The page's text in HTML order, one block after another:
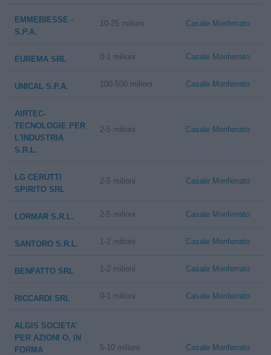
EMMEBIESSE -
S.P.A.
10-25 milioni Casale Monferrato
EUREMA SRL 0-1 milioni Casale Monferrato
UNICAL S.P.A. 100-500 milioni Casale Monferrato
AIRTEC-
TECNOLOGIE PER
L'INDUSTRIA
S.R.L.
2-5 milioni Casale Monferrato
LG CERUTTI
SPIRITO SRL
2-5 milioni Casale Monferrato
LORMAR S.R.L. 2-5 milioni Casale Monferrato
SANTORO S.R.L. 1-2 milioni Casale Monferrato
BENFATTO SRL 1-2 milioni Casale Monferrato
RICCARDI SRL 0-1 milioni Casale Monferrato
ALGIS SOCIETA'
PER AZIONI O, IN
FORMA
5-10 milioni Casale Monferrato